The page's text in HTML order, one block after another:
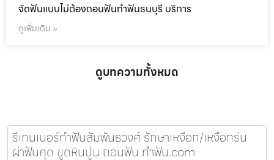
จัดฟันแบบไม่ต้องถอนฟันทำฟันธนบุรี บริการ
ดูเพิ่มเติม »
ดูบทความทั้งหมด
รีเทนเนอร์ทำฟันสัมพันธวงศ์ รักษาเหงือก/เหงือกร่น
ผ่าฟันคุด ขูดหินปูน ถอนฟัน ทำฟัน.com